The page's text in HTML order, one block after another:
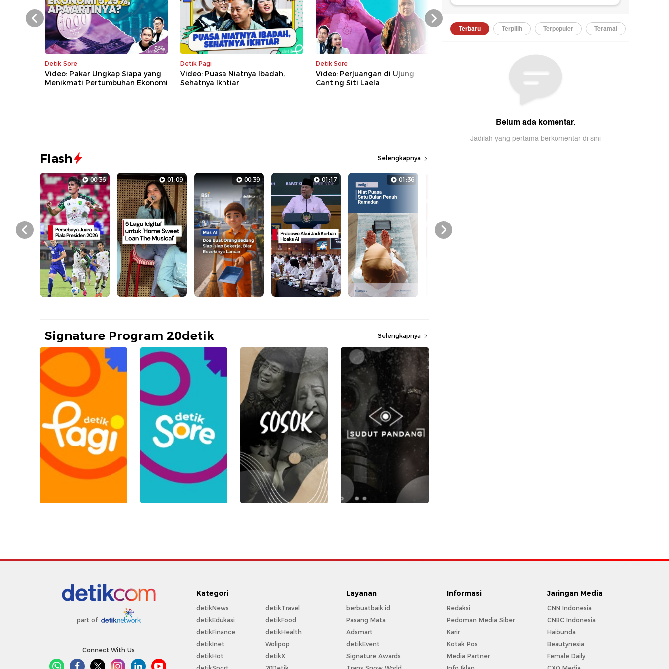
Detik Sore
Video: Pakar Ungkap Siapa yang
Menikmati Pertumbuhan Ekonomi
Detik Pagi
Video: Puasa Niatnya Ibadah,
Sehatnya Ikhtiar
Detik Sore
Video: Perjuangan di Ujung
Canting Siti Laela
Video: Ahli Gizi Tanggapi Soal
Ikan Sapu-sapu Tidak Boleh
Prev Next
Flash Selengkapnya
00:36 01:09 00:39 01:17 01:36
Prev Next
Signature Program 20detik Selengkapnya
part of
Connect With Us
Kategori
detikNews
detikEdukasi
detikFinance
detikInet
detikHot
detikTravel
detikFood
detikHealth
Wolipop
detikX
Layanan
berbuatbaik.id
Pasang Mata
Adsmart
detikEvent
Signature Awards
Informasi
Redaksi
Pedoman Media Siber
Karir
Kotak Pos
Media Partner
Jaringan Media
CNN Indonesia
CNBC Indonesia
Haibunda
Beautynesia
Female Daily